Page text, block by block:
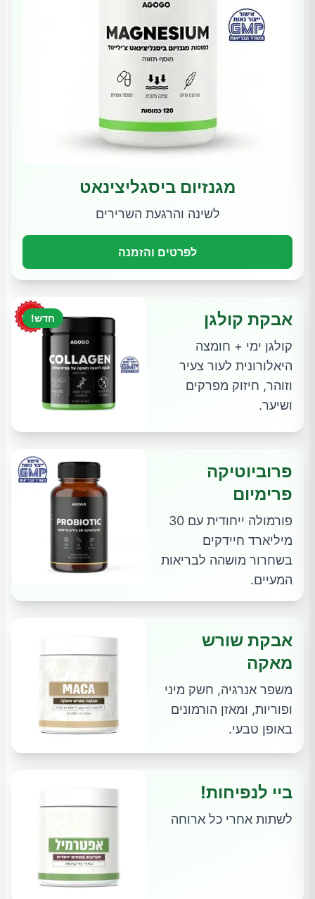
מגנזיום ביסגליצינאט
לשינה והרגעת השרירים
לפרטים והזמנה
חדש! אבקת קולגן
קולגן ימי + חומצה
היאלורונית לעור צעיר
וזוהר, חיזוק מפרקים
ושיער.
פרוביוטיקה
פרימיום
פורמולה ייחודית עם 30
מיליארד חיידקים
בשחרור מושהה לבריאות
המעיים.
אבקת שורש
מאקה
משפר אנרגיה, חשק מיני
ופוריות, ומאזן הורמונים
באופן טבעי.
ביי לנפיחות!
לשתות אחרי כל ארוחה